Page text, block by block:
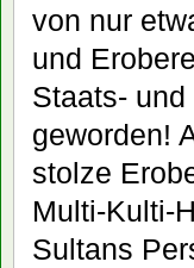
von nur
und
Staats-
geworden!
stolze
Multi-Kulti-
Sultans